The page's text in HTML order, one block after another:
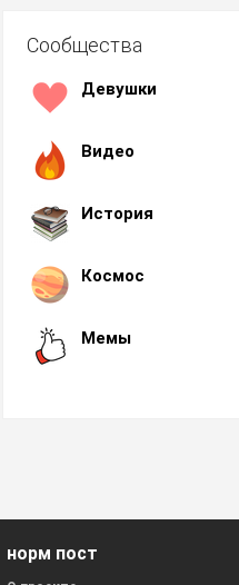
Сообщества
Девушки
Видео
История
Космос
Мемы
норм пост